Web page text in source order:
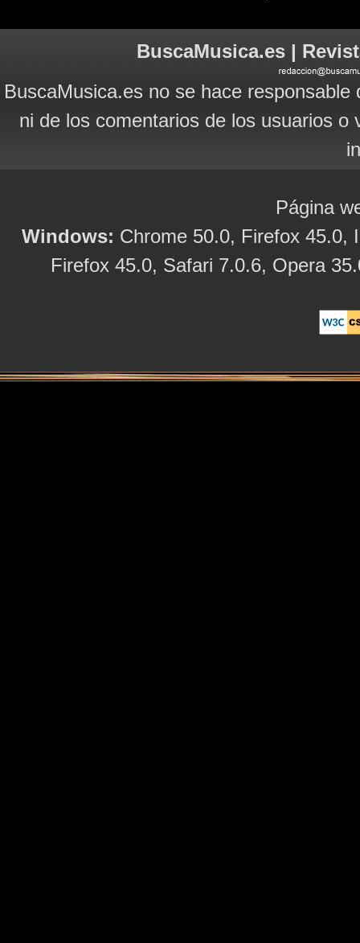
BuscaMusica.es |
BuscaMusica.es no se hace
ni de los comentarios de los usuarios
Página
Windows: Chrome 50.0, Firefox 45.0,
Firefox 45.0, Safari 7.0.6, Opera